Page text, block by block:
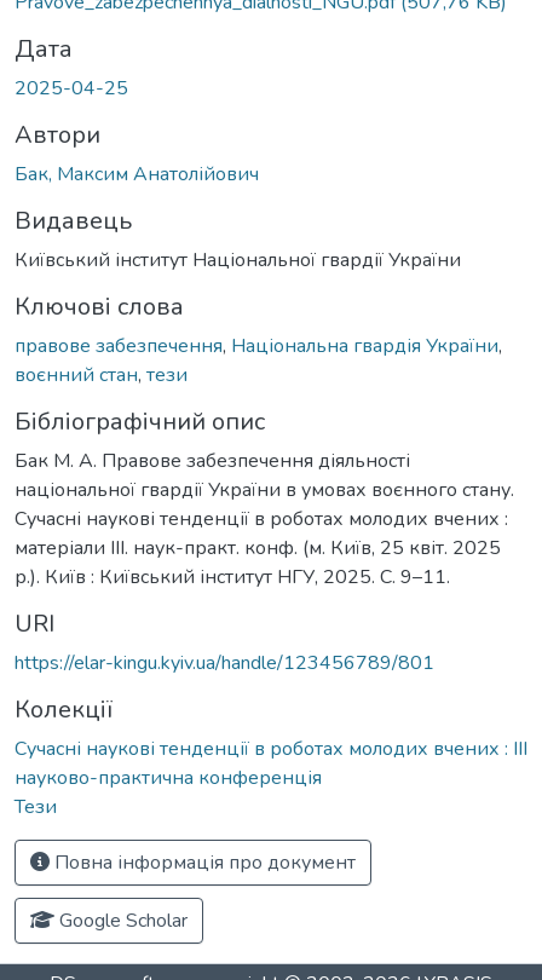
Дата
2025-04-25
Автори
Бак, Максим Анатолійович
Видавець
Київський інститут Національної гвардії України
Ключові слова
правове забезпечення, Національна гвардія України,
воєнний стан, тези
Бібліографічний опис
Бак М. А. Правове забезпечення діяльності
національної гвардії України в умовах воєнного стану.
Сучасні наукові тенденції в роботах молодих вчених :
матеріали ІІІ. наук-практ. конф. (м. Київ, 25 квіт. 2025
р.). Київ : Київський інститут НГУ, 2025. С. 9–11.
URI
https://elar-kingu.kyiv.ua/handle/123456789/801
Колекції
Сучасні наукові тенденції в роботах молодих вчених : ІІІ
науково-практична конференція
Тези
Повна інформація про документ
Google Scholar